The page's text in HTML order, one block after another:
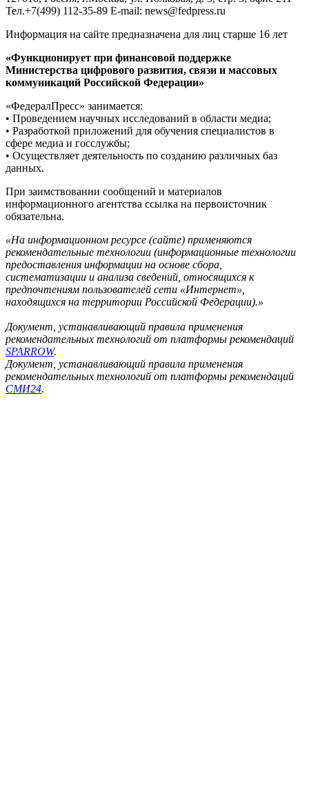
Тел.+7(499) 112-35-89 E-mail: news@fedpress.ru
Информация на сайте предназначена для лиц старше 16 лет
«Функционирует при финансовой поддержке
Министерства цифрового развития, связи и массовых
коммуникаций Российской Федерации»
«ФедералПресс» занимается:
• Проведением научных исследований в области медиа;
• Разработкой приложений для обучения специалистов в
сфере медиа и госслужбы;
• Осуществляет деятельность по созданию различных баз
данных.
При заимствовании сообщений и материалов
информационного агентства ссылка на первоисточник
обязательна.
«На информационном ресурсе (сайте) применяются
рекомендательные технологии (информационные технологии
предоставления информации на основе сбора,
систематизации и анализа сведений, относящихся к
предпочтениям пользователей сети «Интернет»,
находящихся на территории Российской Федерации).»
Документ, устанавливающий правила применения
рекомендательных технологий от платформы рекомендаций
SPARROW.
Документ, устанавливающий правила применения
рекомендательных технологий от платформы рекомендаций
СМИ24.